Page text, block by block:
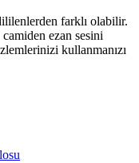
farklı olabilir.
ezan sesini
kullanmanızı